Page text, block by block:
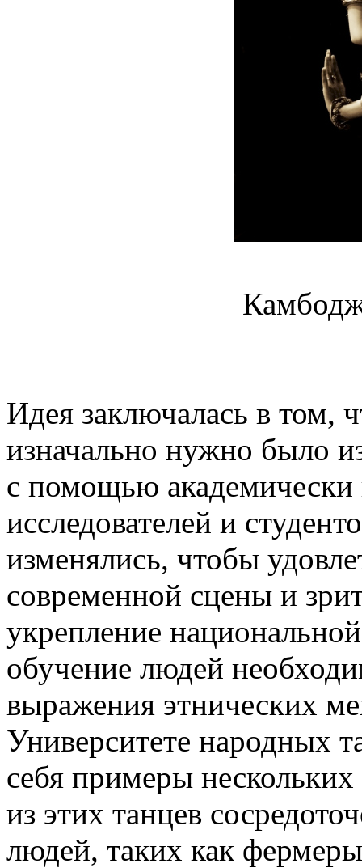
Идея заключалась в том,
изначально нужно было
с помощью академически
исследователей и
изменялись, чтобы
современной сцены и
укрепление
обучение людей
выражения этнических
Университете народных
себя примеры
из этих танцев
людей, таких как